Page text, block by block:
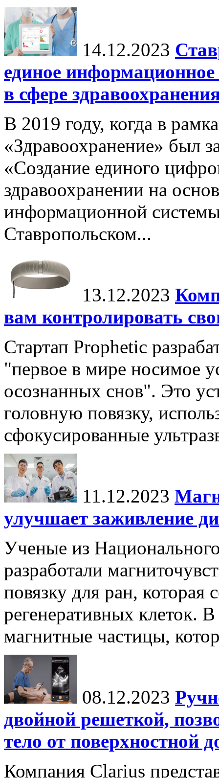
14.12.2023
единое
в сфере
В 2019 году, когда в
«Здравоохранение» был
«Создание единого
здравоохранении на
информационной
Ставропольском...
13.12.2023
вам контролировать
Стартап Prophetic
"первое в мире носимое
осознанных снов". Это
головную повязку,
сфокусированные
11.12.2023
улучшает заживление
Ученые из
разработали
повязку для ран, которая
регенеративных клеток.
магнитные частицы,
08.12.2023
двойной решеткой,
тело от поверхностной
Компания Clarius